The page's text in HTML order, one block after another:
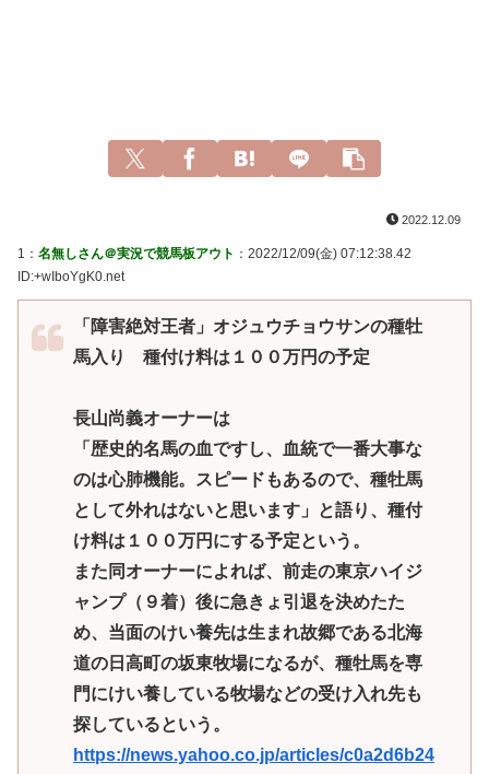
2022.12.09
1： 名無しさん＠実況で競馬板アウト ：2022/12/09(金) 07:12:38.42
ID:+wIboYgK0.net
「障害絶対王者」オジュウチョウサンの種牡
馬入り 種付け料は１００万円の予定
長山尚義オーナーは
「歴史的名馬の血ですし、血統で一番大事な
のは心肺機能。スピードもあるので、種牡馬
として外れはないと思います」と語り、種付
け料は１００万円にする予定という。
また同オーナーによれば、前走の東京ハイジ
ャンプ（９着）後に急きょ引退を決めたた
め、当面のけい養先は生まれ故郷である北海
道の日高町の坂東牧場になるが、種牡馬を専
門にけい養している牧場などの受け入れ先も
探しているという。
https://news.yahoo.co.jp/articles/c0a2d6b24